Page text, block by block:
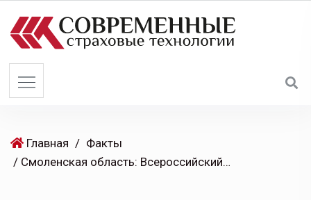
Главная / Факты
/ Смоленская область: Всероссийский День беременных прошёл при поддержке «МАКС-М»